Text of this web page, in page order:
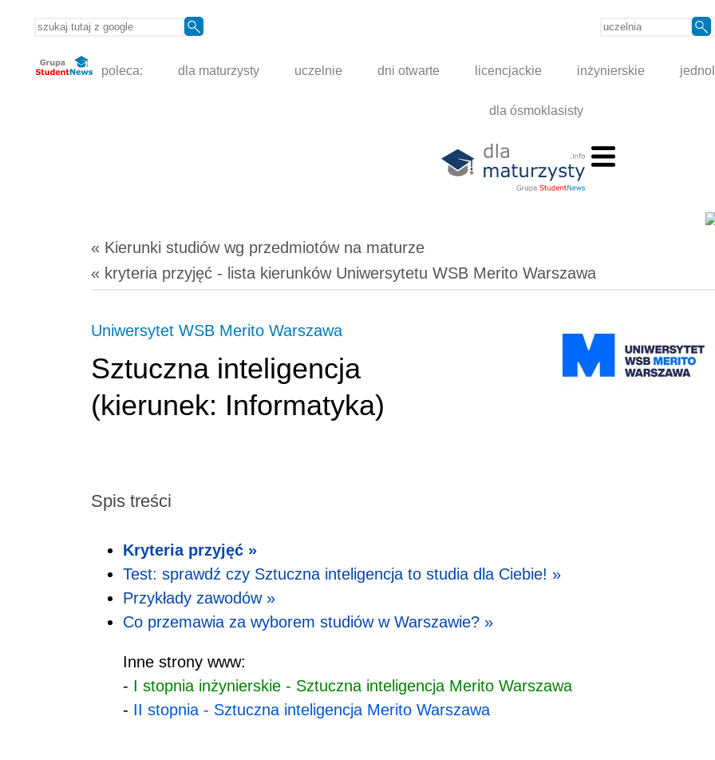
poleca: dla maturzysty uczelnie dni otwarte licencjackie inżynierskie
dla ósmoklasisty
« Kierunki studiów wg przedmiotów na maturze
« kryteria przyjęć - lista kierunków Uniwersytetu WSB Merito Warszawa
Uniwersytet WSB Merito Warszawa
Sztuczna inteligencja
(kierunek: Informatyka)
Spis treści
Kryteria przyjęć »
Test: sprawdź czy Sztuczna inteligencja to studia dla Ciebie! »
Przykłady zawodów »
Co przemawia za wyborem studiów w Warszawie? »
Inne strony www:
- I stopnia inżynierskie - Sztuczna inteligencja Merito Warszawa
- II stopnia - Sztuczna inteligencja Merito Warszawa